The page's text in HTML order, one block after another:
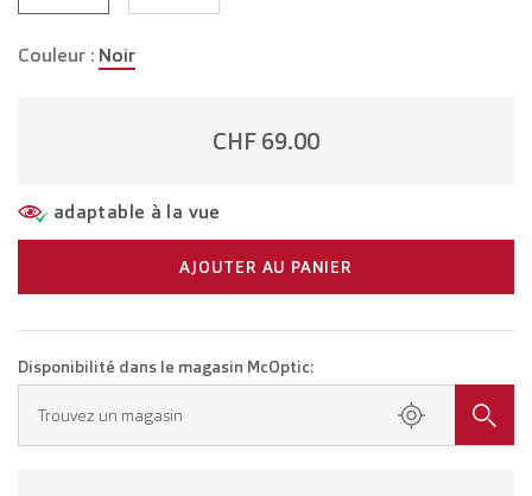
Couleur : Noir
CHF 69.00
adaptable à la vue
AJOUTER AU PANIER
Disponibilité dans le magasin McOptic:
Trouvez un magasin